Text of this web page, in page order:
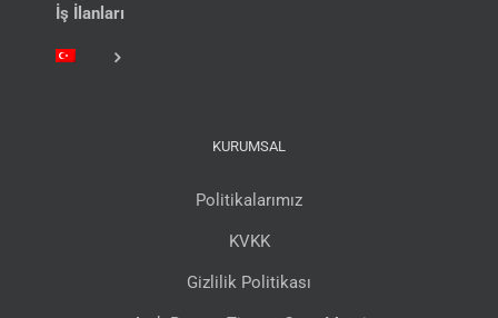
İş İlanları
KURUMSAL
Politikalarımız
KVKK
Gizlilik Politikası